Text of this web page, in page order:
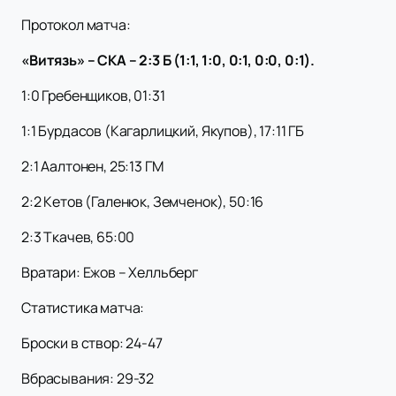
Протокол матча:
«Витязь» – СКА – 2:3 Б (1:1, 1:0, 0:1, 0:0, 0:1).
1:0 Гребенщиков, 01:31
1:1 Бурдасов (Кагарлицкий, Якупов), 17:11 ГБ
2:1 Аалтонен, 25:13 ГМ
2:2 Кетов (Галенюк, Земченок), 50:16
2:3 Ткачев, 65:00
Вратари: Ежов – Хелльберг
Статистика матча:
Броски в створ: 24-47
Вбрасывания: 29-32